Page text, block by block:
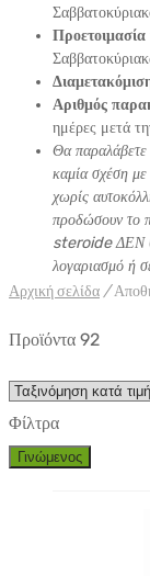
Αριθμός
ημέρες μετά
Θα παραλάβετε
καμία σχέση με
χωρίς
προδώσουν το
steroide ΔΕΝ
λογαριασμό ή
Αρχική σελίδα /
Προϊόντα 92
Φίλτρα
Γινώμενος